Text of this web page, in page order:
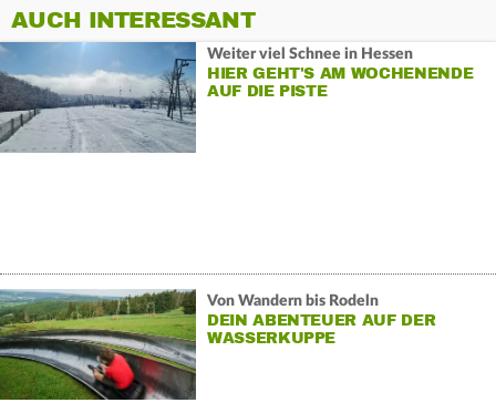
AUCH INTERESSANT
Weiter viel Schnee in Hessen
HIER GEHT'S AM WOCHENENDE
AUF DIE PISTE
Von Wandern bis Rodeln
DEIN ABENTEUER AUF DER
WASSERKUPPE